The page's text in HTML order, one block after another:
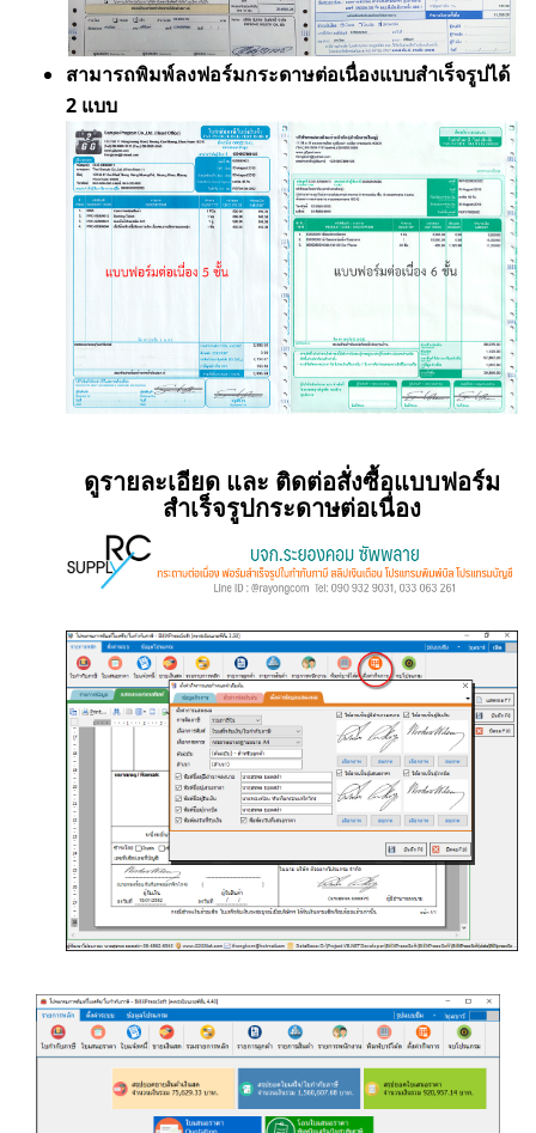
สามารถพิมพ์ลงฟอร์มกระดาษต่อเนื่องแบบสำเร็จรูปได้
2 แบบ
ดูรายละเอียด และ ติดต่อสั่งซื้อแบบฟอร์ม
สำเร็จรูปกระดาษต่อเนื่อง